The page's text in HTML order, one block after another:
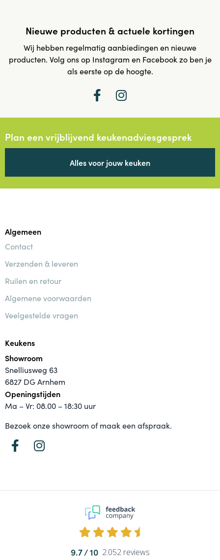
Nieuwe producten & actuele kortingen
Wij hebben regelmatig aanbiedingen en nieuwe
producten. Volg ons op Instagram en Facebook zo ben je
als eerste op de hoogte.
Plan een vrijblijvend keukenadviesgesprek
Alles voor jouw keuken
Algemeen
Contact
Verzenden & leveren
Ruilen en retour
Algemene voorwaarden
Veelgestelde vragen
Keukens
Showroom
Snelliusweg 63
6827 DG Arnhem
Openingstijden
Ma – Vr: 08.00 – 18:30 uur
Bezoek onze showroom of maak een afspraak.
9.7 2.052 reviews